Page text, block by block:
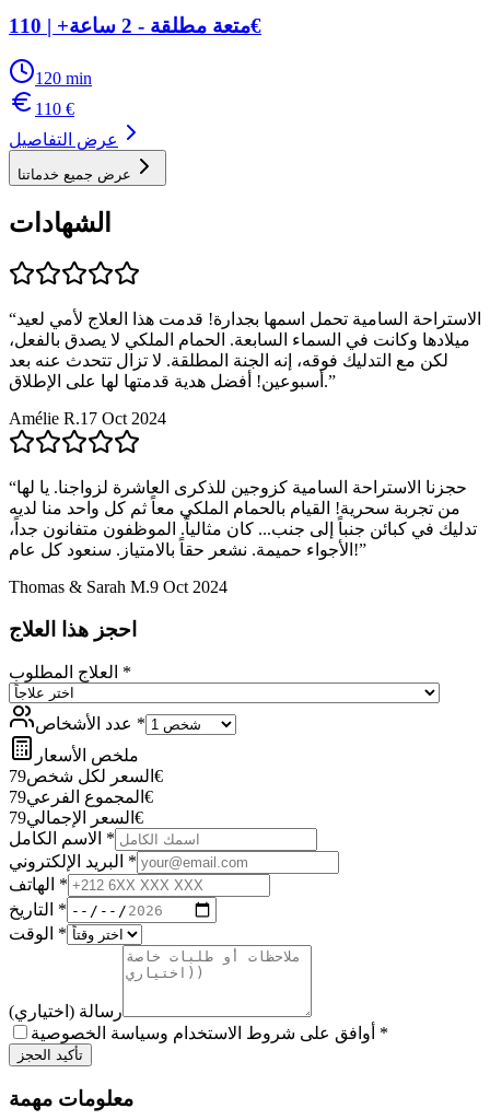
متعة مطلقة - 2 ساعة+ | 110€
120 min
110 €
عرض التفاصيل
عرض جميع خدماتنا
الشهادات
“الاستراحة السامية تحمل اسمها بجدارة! قدمت هذا العلاج لأمي لعيد
ميلادها وكانت في السماء السابعة. الحمام الملكي لا يصدق بالفعل،
لكن مع التدليك فوقه، إنه الجنة المطلقة. لا تزال تتحدث عنه بعد
أسبوعين! أفضل هدية قدمتها لها على الإطلاق.”
Amélie R.17 Oct 2024
“حجزنا الاستراحة السامية كزوجين للذكرى العاشرة لزواجنا. يا لها
من تجربة سحرية! القيام بالحمام الملكي معاً ثم كل واحد منا لديه
تدليك في كبائن جنباً إلى جنب... كان مثالياً. الموظفون متفانون جداً،
الأجواء حميمة. نشعر حقاً بالامتياز. سنعود كل عام!”
Thomas & Sarah M.9 Oct 2024
احجز هذا العلاج
العلاج المطلوب *
عدد الأشخاص *
ملخص الأسعار
السعر لكل شخص79
€
المجموع الفرعي79
€
السعر الإجمالي79
€
الاسم الكامل *
البريد الإلكتروني *
الهاتف *
التاريخ *
الوقت *
رسالة (اختياري)
أوافق على شروط الاستخدام وسياسة الخصوصية *
تأكيد الحجز
معلومات مهمة